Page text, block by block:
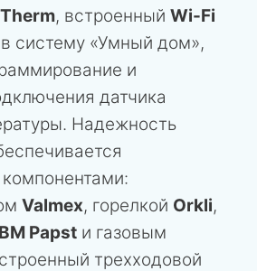
, встроенный Wi-Fi
систему «Умный дом»,
и
датчика
Надежность
Valmex, горелкой Orkli,
Papst и газовым
трехходовой